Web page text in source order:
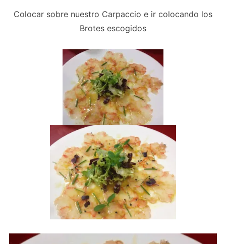
Colocar sobre nuestro Carpaccio e ir colocando los
Brotes escogidos